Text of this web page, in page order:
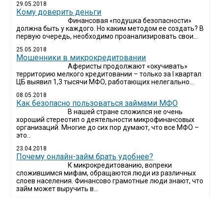
29.05.2018
Кому доверить деньги
Финансовая «подушка безопасности»
должна быть у каждого. Но каким методом ее создать? В
первую очередь, необходимо проанализировать свои...
25.05.2018
Мошенники в микрокредитовании
Аферисты продолжают «окучивать»
территорию мелкого кредитовании – только за I квартал
ЦБ выявил 1,3 тысячи МФО, работающих нелегально...
08.05.2018
Как безопасно пользоваться займами МФО
В нашей стране сложился не очень
хороший стереотип о деятельности микрофинансовых
организаций. Многие до сих пор думают, что все МФО –
это...
23.04.2018
Почему онлайн-займ брать удобнее?
К микрокредитованию, вопреки
сложившимся мифам, обращаются люди из различных
слоев населения. Финансово грамотные люди знают, что
займ может выручить в...